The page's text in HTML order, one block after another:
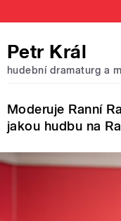
Petr Král
hudební dramaturg a
Moderuje Ranní
jakou hudbu na